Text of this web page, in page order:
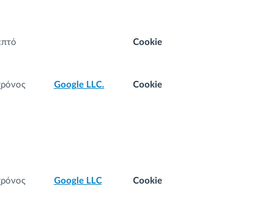
Cookie
Google LLC. Cookie
Google LLC Cookie